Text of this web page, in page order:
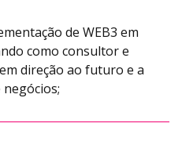
de WEB3 em
como consultor e
direção ao futuro e a